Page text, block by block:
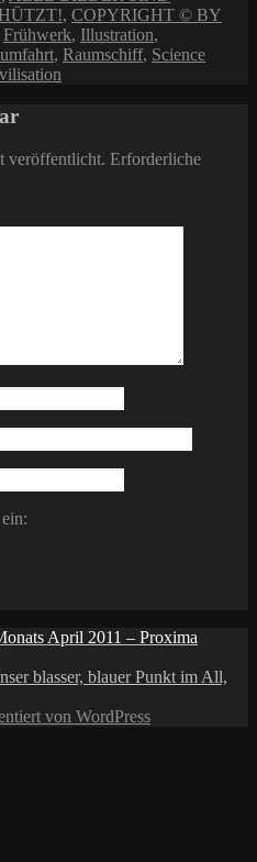
, COPYRIGHT © BY
Frühwerk, Illustration,
, Raumschiff, Science
veröffentlicht. Erforderliche
April 2011 – Proxima
blasser, blauer Punkt im All,
von WordPress